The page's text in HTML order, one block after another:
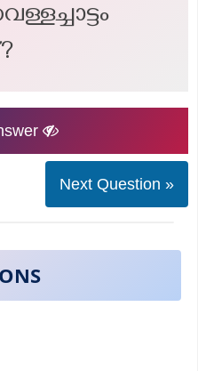
Next Question »